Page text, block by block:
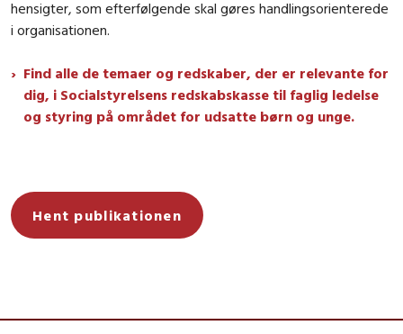
hensigter, som efterfølgende skal gøres handlingsorienterede
i organisationen.
Find alle de temaer og redskaber, der er relevante for
dig, i Socialstyrelsens redskabskasse til faglig ledelse
og styring på området for udsatte børn og unge.
Hent publikationen